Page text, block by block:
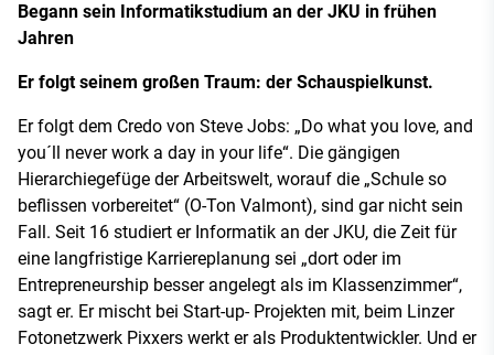
Begann sein Informatikstudium an der JKU in frühen
Jahren
Er folgt seinem großen Traum: der Schauspielkunst.
Er folgt dem Credo von Steve Jobs: „Do what you love, and
you´ll never work a day in your life“. Die gängigen
Hierarchiegefüge der Arbeitswelt, worauf die „Schule so
beflissen vorbereitet“ (O-Ton Valmont), sind gar nicht sein
Fall. Seit 16 studiert er Informatik an der JKU, die Zeit für
eine langfristige Karriereplanung sei „dort oder im
Entrepreneurship besser angelegt als im Klassenzimmer“,
sagt er. Er mischt bei Start-up- Projekten mit, beim Linzer
Fotonetzwerk Pixxers werkt er als Produktentwickler. Und er